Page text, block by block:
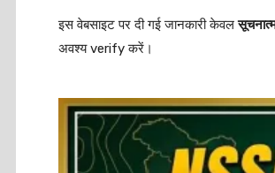
इस वेबसाइट पर दी गई जानकारी केवल
अवश्य verify करें।